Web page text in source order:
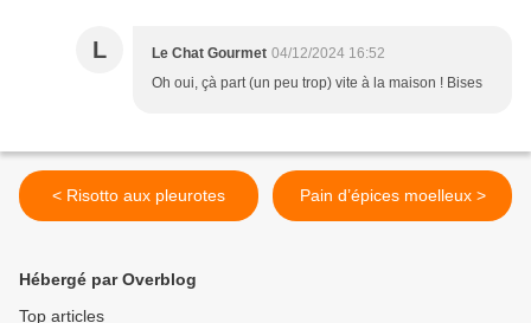
L Le Chat Gourmet 04/12/2024 16:52
Oh oui, çà part (un peu trop) vite à la maison ! Bises
< Risotto aux pleurotes Pain d’épices moelleux >
Hébergé par Overblog
Top articles